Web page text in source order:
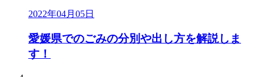
2022年04月05日
愛媛県でのごみの分別や出し方を解説しま
す！